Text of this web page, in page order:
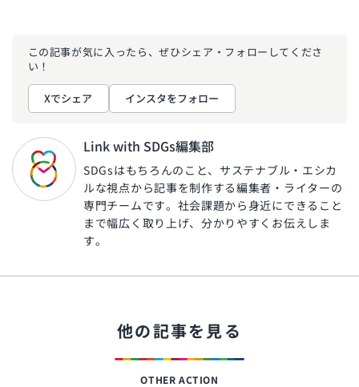
この記事が気に入ったら、ぜひシェア・フォローしてくださ
い！
Xでシェア インスタをフォロー
Link with SDGs編集部
SDGsはもちろんのこと、サステナブル・エシカ
ルな視点から記事を制作する編集者・ライターの
専門チームです。社会課題から身近にできること
まで幅広く取り上げ、分かりやすくお伝えしま
す。
他の記事を見る
OTHER ACTION